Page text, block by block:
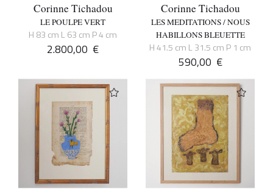
Corinne Tichadou
LE POULPE VERT
H 83 cm L 63 cm P 4 cm
2.800,00 €
Corinne Tichadou
LES MEDITATIONS / NOUS
HABILLONS BLEUETTE
H 41.5 cm L 31.5 cm P 1 cm
590,00 €